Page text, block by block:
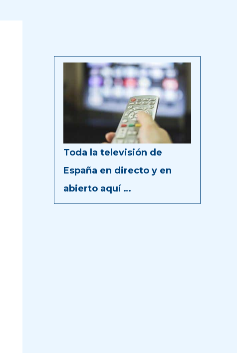
Toda la televisión de
España en directo y en
abierto aquí …